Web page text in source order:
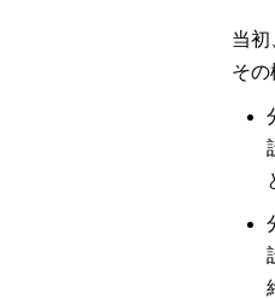
当初
そ